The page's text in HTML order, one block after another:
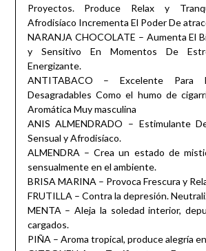
Proyectos. Produce Relax y
Afrodisíaco Incrementa El Poder De
NARANJA CHOCOLATE – Aumenta El
y Sensitivo En Momentos De
Energizante.
ANTITABACO – Excelente Para
Desagradables Como el humo de
Aromática Muy masculina
ANIS ALMENDRADO – Estimulante
Sensual y Afrodisíaco.
ALMENDRA – Crea un estado de
sensualmente en el ambiente.
BRISA MARINA – Provoca Frescura y
FRUTILLA – Contra la depresión.
MENTA – Aleja la soledad interior,
cargados.
PIÑA – Aroma tropical, produce alegría